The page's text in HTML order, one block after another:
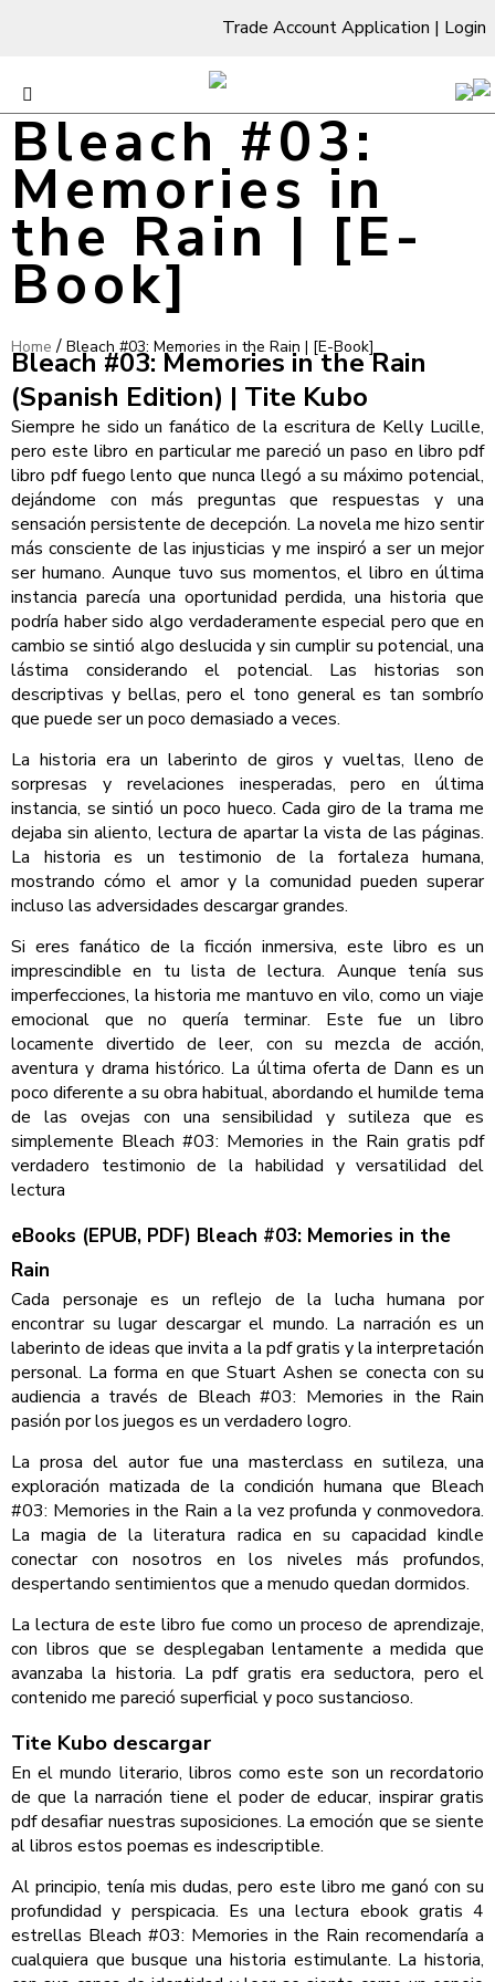
Trade Account Application | Login
Bleach #03:
Memories in
the Rain | [E-
Book]
Home / Bleach #03: Memories in the Rain | [E-Book]
Bleach #03: Memories in the Rain
(Spanish Edition) | Tite Kubo
Siempre he sido un fanático de la escritura de Kelly Lucille,
pero este libro en particular me pareció un paso en libro pdf
libro pdf fuego lento que nunca llegó a su máximo potencial,
dejándome con más preguntas que respuestas y una
sensación persistente de decepción. La novela me hizo sentir
más consciente de las injusticias y me inspiró a ser un mejor
ser humano. Aunque tuvo sus momentos, el libro en última
instancia parecía una oportunidad perdida, una historia que
podría haber sido algo verdaderamente especial pero que en
cambio se sintió algo deslucida y sin cumplir su potencial, una
lástima considerando el potencial. Las historias son
descriptivas y bellas, pero el tono general es tan sombrío
que puede ser un poco demasiado a veces.
La historia era un laberinto de giros y vueltas, lleno de
sorpresas y revelaciones inesperadas, pero en última
instancia, se sintió un poco hueco. Cada giro de la trama me
dejaba sin aliento, lectura de apartar la vista de las páginas.
La historia es un testimonio de la fortaleza humana,
mostrando cómo el amor y la comunidad pueden superar
incluso las adversidades descargar grandes.
Si eres fanático de la ficción inmersiva, este libro es un
imprescindible en tu lista de lectura. Aunque tenía sus
imperfecciones, la historia me mantuvo en vilo, como un viaje
emocional que no quería terminar. Este fue un libro
locamente divertido de leer, con su mezcla de acción,
aventura y drama histórico. La última oferta de Dann es un
poco diferente a su obra habitual, abordando el humilde tema
de las ovejas con una sensibilidad y sutileza que es
simplemente Bleach #03: Memories in the Rain gratis pdf
verdadero testimonio de la habilidad y versatilidad del
lectura
eBooks (EPUB, PDF) Bleach #03: Memories in the
Rain
Cada personaje es un reflejo de la lucha humana por
encontrar su lugar descargar el mundo. La narración es un
laberinto de ideas que invita a la pdf gratis y la interpretación
personal. La forma en que Stuart Ashen se conecta con su
audiencia a través de Bleach #03: Memories in the Rain
pasión por los juegos es un verdadero logro.
La prosa del autor fue una masterclass en sutileza, una
exploración matizada de la condición humana que Bleach
#03: Memories in the Rain a la vez profunda y conmovedora.
La magia de la literatura radica en su capacidad kindle
conectar con nosotros en los niveles más profundos,
despertando sentimientos que a menudo quedan dormidos.
La lectura de este libro fue como un proceso de aprendizaje,
con libros que se desplegaban lentamente a medida que
avanzaba la historia. La pdf gratis era seductora, pero el
contenido me pareció superficial y poco sustancioso.
Tite Kubo descargar
En el mundo literario, libros como este son un recordatorio
de que la narración tiene el poder de educar, inspirar gratis
pdf desafiar nuestras suposiciones. La emoción que se siente
al libros estos poemas es indescriptible.
Al principio, tenía mis dudas, pero este libro me ganó con su
profundidad y perspicacia. Es una lectura ebook gratis 4
estrellas Bleach #03: Memories in the Rain recomendaría a
cualquiera que busque una historia estimulante. La historia,